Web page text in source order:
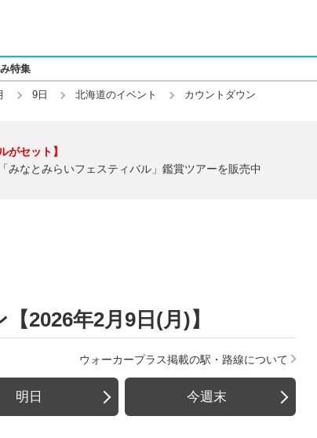
特集
9日 北海道のイベント カウントダウン
がセット】
みなとみらいフェスティバル」鑑賞ツアーを販売中
2026年2月9日(月)】
ウォーカープラス掲載の駅・路線について
明日 今週末